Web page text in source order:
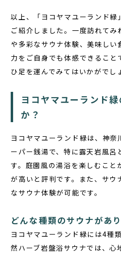
以上、「ヨコヤマユーランド緑
ご紹介しました。一度訪れてみ
や多彩なサウナ体験、美味しい
力をご自身でも体感できること
ひ足を運んでみてはいかがでし
ヨコヤマユーランド
か？
ヨコヤマユーランド緑は、神奈
ーパー銭湯で、特に露天岩風呂
す。庭園風の湯浴を楽しむこと
が高いと評判です。また、サウ
なサウナ体験が可能です。
どんな種類のサウナがあ
ヨコヤマユーランド緑には4種
然ハーブ岩盤浴サウナでは、心